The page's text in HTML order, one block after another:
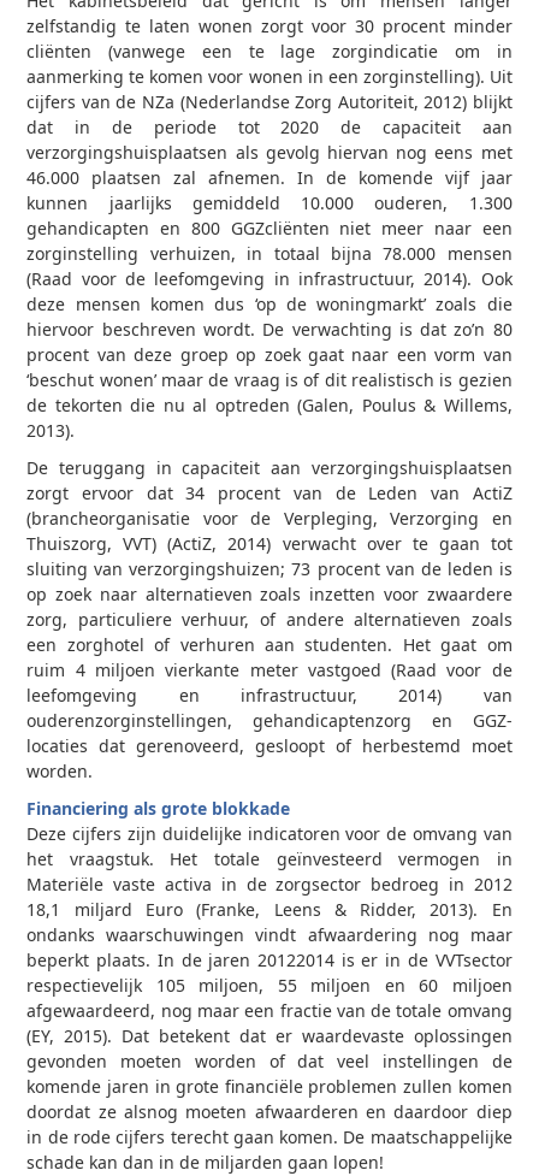
zelfstandig te laten wonen zorgt voor 30 procent minder
cliënten (vanwege een te lage zorgindicatie om in
aanmerking te komen voor wonen in een zorginstelling). Uit
cijfers van de NZa (Nederlandse Zorg Autoriteit, 2012) blijkt
dat in de periode tot 2020 de capaciteit aan
verzorgingshuisplaatsen als gevolg hiervan nog eens met
46.000 plaatsen zal afnemen. In de komende vijf jaar
kunnen jaarlijks gemiddeld 10.000 ouderen, 1.300
gehandicapten en 800 GGZ­cliënten niet meer naar een
zorginstelling verhuizen, in totaal bijna 78.000 mensen
(Raad voor de leefomgeving in infrastructuur, 2014). Ook
deze mensen komen dus ‘op de woningmarkt’ zoals die
hiervoor beschreven wordt. De verwachting is dat zo’n 80
procent van deze groep op zoek gaat naar een vorm van
‘beschut wonen’ maar de vraag is of dit realistisch is gezien
de tekorten die nu al optreden (Galen, Poulus & Willems,
2013).
De teruggang in capaciteit aan verzorgingshuisplaatsen
zorgt ervoor dat 34 procent van de Leden van ActiZ
(brancheorganisatie voor de Verpleging, Verzorging en
Thuiszorg, VVT) (ActiZ, 2014) verwacht over te gaan tot
sluiting van verzorgingshuizen; 73 procent van de leden is
op zoek naar alternatieven zoals inzetten voor zwaardere
zorg, particuliere verhuur, of andere alternatieven zoals
een zorghotel of verhuren aan studenten. Het gaat om
ruim 4 miljoen vierkante meter vastgoed (Raad voor de
leefomgeving en infrastructuur, 2014) van
ouderenzorginstellingen, gehandicaptenzorg en GGZ­
locaties dat gerenoveerd, gesloopt of herbestemd moet
worden.
Financiering als grote blokkade
Deze cijfers zijn duidelijke indicatoren voor de omvang van
het vraagstuk. Het totale geïnvesteerd vermogen in
Materiële vaste activa in de zorgsector bedroeg in 2012
18,1 miljard Euro (Franke, Leens & Ridder, 2013). En
ondanks waarschuwingen vindt afwaardering nog maar
beperkt plaats. In de jaren 2012­2014 is er in de VVT­sector
respectievelijk 105 miljoen, 55 miljoen en 60 miljoen
afgewaardeerd, nog maar een fractie van de totale omvang
(EY, 2015). Dat betekent dat er waardevaste oplossingen
gevonden moeten worden of dat veel instellingen de
komende jaren in grote financiële problemen zullen komen
doordat ze alsnog moeten afwaarderen en daardoor diep
in de rode cijfers terecht gaan komen. De maatschappelijke
schade kan dan in de miljarden gaan lopen!